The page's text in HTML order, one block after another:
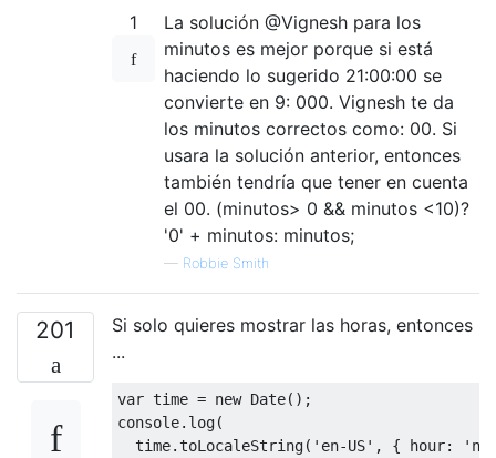
1
La solución @Vignesh para los
minutos es mejor porque si está
haciendo lo sugerido 21:00:00 se
convierte en 9: 000. Vignesh te da
los minutos correctos como: 00. Si
usara la solución anterior, entonces
también tendría que tener en cuenta
el 00. (minutos> 0 && minutos <10)?
'0' + minutos: minutos;
— Robbie Smith
201
Si solo quieres mostrar las horas, entonces
...
var time = new Date();
console. log(
  time
.toLocaleString( 'en-US' , { hour: